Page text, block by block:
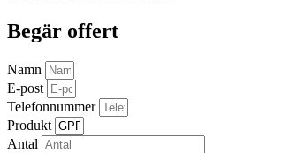
Begär offert
Namn
E-post
Telefonnummer
Produkt
Antal